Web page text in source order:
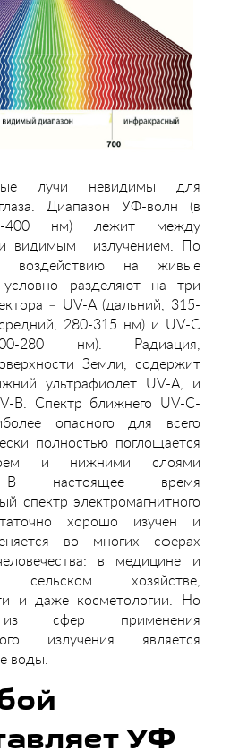
лучи невидимы для
глаза. Диапазон УФ-волн (в
400 нм) лежит между
и видимым излучением. По
воздействию на живые
условно разделяют на три
– UV-А (дальний, 315-
280-315 нм) и UV-С
280 нм). Радиация,
Земли, содержит
ультрафиолет UV-A, и
В. Спектр ближнего UV-С-
опасного для всего
полностью поглощается
и нижними слоями
В настоящее время
спектр электромагнитного
хорошо изучен и
во многих сферах
в медицине и
сельском хозяйстве,
и даже косметологии. Но
сфер применения
излучения является
воды.
УФ